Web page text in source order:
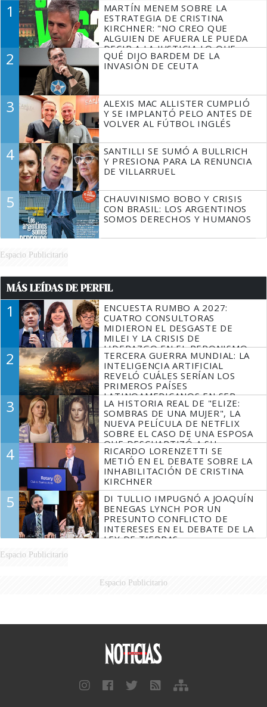
1
MARTÍN MENEM SOBRE LA
ESTRATEGIA DE CRISTINA
KIRCHNER: "NO CREO QUE
ALGUIEN DE AFUERA LE PUEDA
DECIR A LA JUSTICIA LO QUE
TIENE QUE HACER"
2
QUÉ DIJO BARDEM DE LA
INVASIÓN DE CEUTA
3
ALEXIS MAC ALLISTER CUMPLIÓ
Y SE IMPLANTÓ PELO ANTES DE
VOLVER AL FÚTBOL INGLÉS
4
SANTILLI SE SUMÓ A BULLRICH
Y PRESIONA PARA LA RENUNCIA
DE VILLARRUEL
5
CHAUVINISMO BOBO Y CRISIS
CON BRASIL: LOS ARGENTINOS
SOMOS DERECHOS Y HUMANOS
Espacio Publicitario
MÁS LEÍDAS DE PERFIL
1
ENCUESTA RUMBO A 2027:
CUATRO CONSULTORAS
MIDIERON EL DESGASTE DE
MILEI Y LA CRISIS DE
LIDERAZGO EN EL PERONISMO
2
TERCERA GUERRA MUNDIAL: LA
INTELIGENCIA ARTIFICIAL
REVELÓ CUÁLES SERÍAN LOS
PRIMEROS PAÍSES
LATINOAMERICANOS EN SER
DERROTADOS
3
LA HISTORIA REAL DE "ELIZE:
SOMBRAS DE UNA MUJER", LA
NUEVA PELÍCULA DE NETFLIX
SOBRE EL CASO DE UNA ESPOSA
QUE DESCUARTIZÓ A SU
MARIDO
4
RICARDO LORENZETTI SE
METIÓ EN EL DEBATE SOBRE LA
INHABILITACIÓN DE CRISTINA
KIRCHNER
5
DI TULLIO IMPUGNÓ A JOAQUÍN
BENEGAS LYNCH POR UN
PRESUNTO CONFLICTO DE
INTERESES EN EL DEBATE DE LA
LEY DE TIERRAS
Espacio Publicitario
Espacio Publicitario